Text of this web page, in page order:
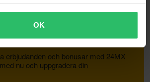
OK
Riders Club
erbjudanden och bonusar med 24MX
nu och uppgradera din